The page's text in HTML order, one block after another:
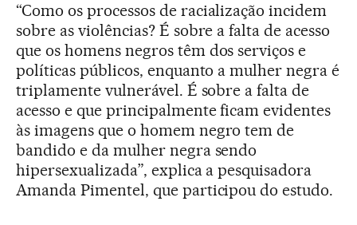
“Como os processos de racialização incidem
sobre as violências? É sobre a falta de acesso
que os homens negros têm dos serviços e
políticas públicos, enquanto a mulher negra é
triplamente vulnerável. É sobre a falta de
acesso e que principalmente ficam evidentes
às imagens que o homem negro tem de
bandido e da mulher negra sendo
hipersexualizada”, explica a pesquisadora
Amanda Pimentel, que participou do estudo.